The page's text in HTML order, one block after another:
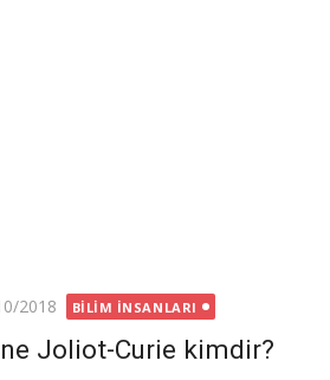
2018 BILIM İNSANLARI
Joliot-Curie kimdir?